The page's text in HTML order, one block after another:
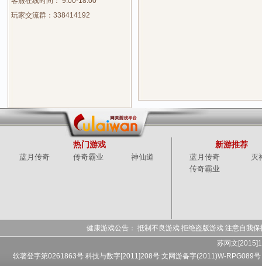
玩家交流群：338414192
热门游戏
蓝月传奇 传奇霸业 神仙道
新游推荐
蓝月传奇
灭
传奇霸业
健康游戏公告： 抵制不良游戏 拒绝盗版游戏 注意自我
苏网文
软著登字第0261863号 科技与数字[2011]208号 文网游备字(2011)W-RPG089号